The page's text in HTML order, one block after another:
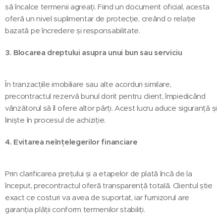
să încalce termenii agreați. Fiind un document oficial, acesta
oferă un nivel suplimentar de protecție, creând o relație
bazată pe încredere și responsabilitate.
3. Blocarea dreptului asupra unui bun sau serviciu
În tranzacțiile imobiliare sau alte acorduri similare,
precontractul rezervă bunul dorit pentru client, împiedicând
vânzătorul să îl ofere altor părți. Acest lucru aduce siguranță și
liniște în procesul de achiziție.
4. Evitarea neînțelegerilor financiare
Prin clarificarea prețului și a etapelor de plată încă de la
început, precontractul oferă transparență totală. Clientul știe
exact ce costuri va avea de suportat, iar furnizorul are
garanția plății conform termenilor stabiliți.